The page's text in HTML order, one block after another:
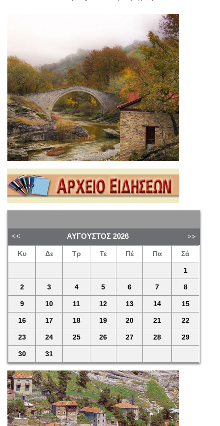
ΑΎΓΟΥΣΤΟΣ 2026
Κυ Δε Τρ Τε Πέ Πα Σά
1
2 3 4 5 6 7 8
9 10 11 12 13 14 15
16 17 18 19 20 21 22
23 24 25 26 27 28 29
30 31